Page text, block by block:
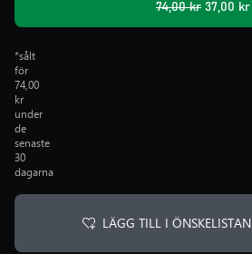
74,00 kr 37,00 kr
*sålt
för
74,00
kr
under
de
senaste
30
dagarna
LÄGG TILL I ÖNSKELISTAN